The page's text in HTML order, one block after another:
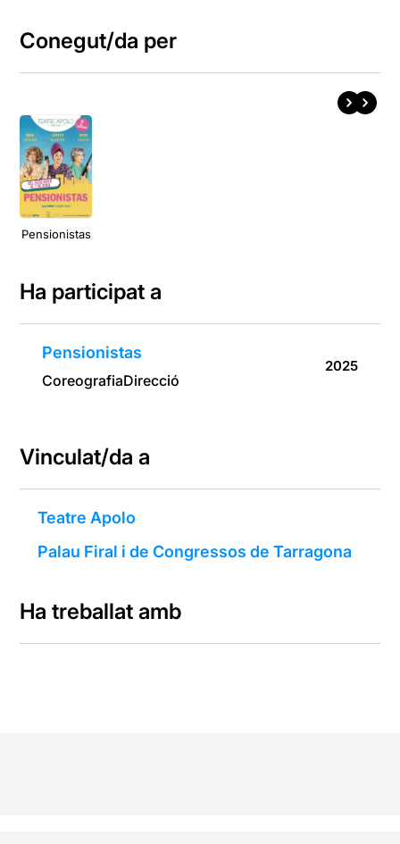
Conegut/da per
Pensionistas
Ha participat a
Pensionistas
CoreografiaDirecció
2025
Vinculat/da a
Teatre Apolo
Palau Firal i de Congressos de Tarragona
Ha treballat amb